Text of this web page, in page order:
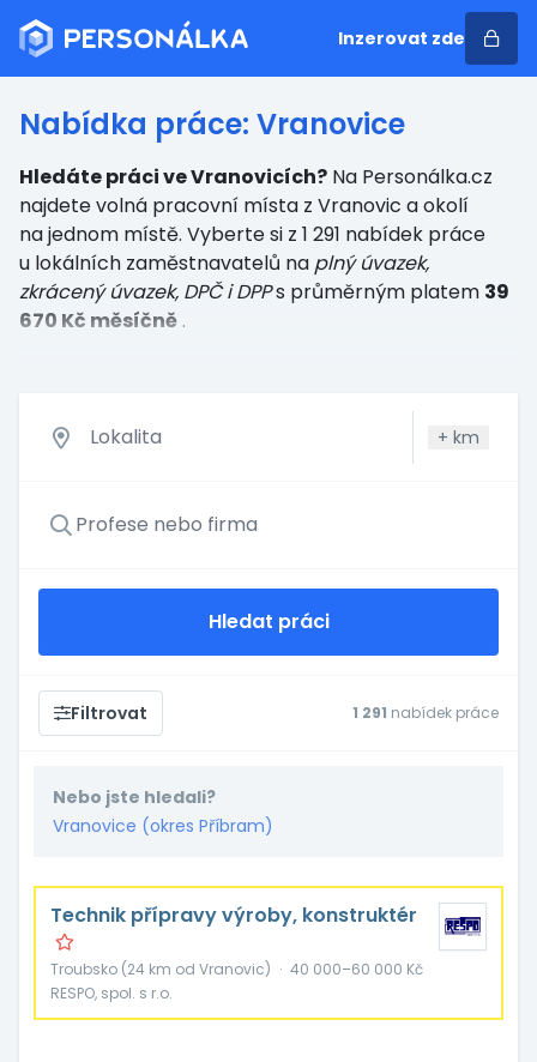
Inzerovat zde
Nabídka práce: Vranovice
Hledáte práci ve Vranovicích? Na Personálka.cz
najdete volná pracovní místa z Vranovic a okolí
na jednom místě. Vyberte si z 1 291 nabídek práce
u lokálních zaměstnavatelů na plný úvazek,
zkrácený úvazek, DPČ i DPPs průměrným platem 39
670 Kč měsíčně .
+ km
Hledat práci
Filtrovat 1 291 nabídek práce
Nebo jste hledali?
Vranovice (okres Příbram)
Technik přípravy výroby, konstruktér
Troubsko (24 km od Vranovic) · 40 000–60 000 Kč
RESPO, spol. s r.o.